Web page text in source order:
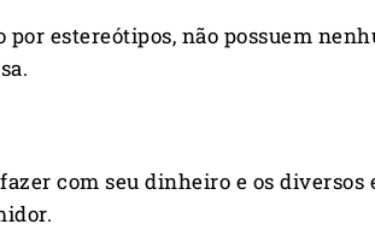
estereótipos, não possuem
com seu dinheiro e os